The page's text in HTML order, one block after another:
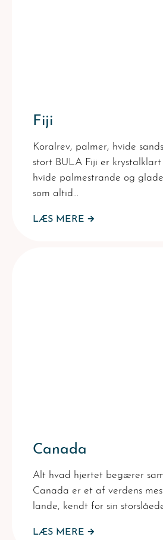
Fiji
Koralrev, palmer, hvide
stort BULA Fiji er
hvide palmestrande og
som altid…
LÆS MERE
Canada
Alt hvad hjertet begærer
Canada er et af verdens
lande, kendt for sin
LÆS MERE